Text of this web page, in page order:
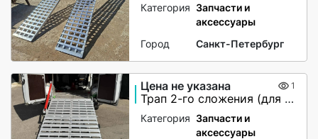
Категория Запчасти и
аксессуары
Город
Санкт-Петербург
Цена не указана 1
Трап 2-го сложения (для мото-вездеходов) не поворотный
Категория Запчасти и
аксессуары